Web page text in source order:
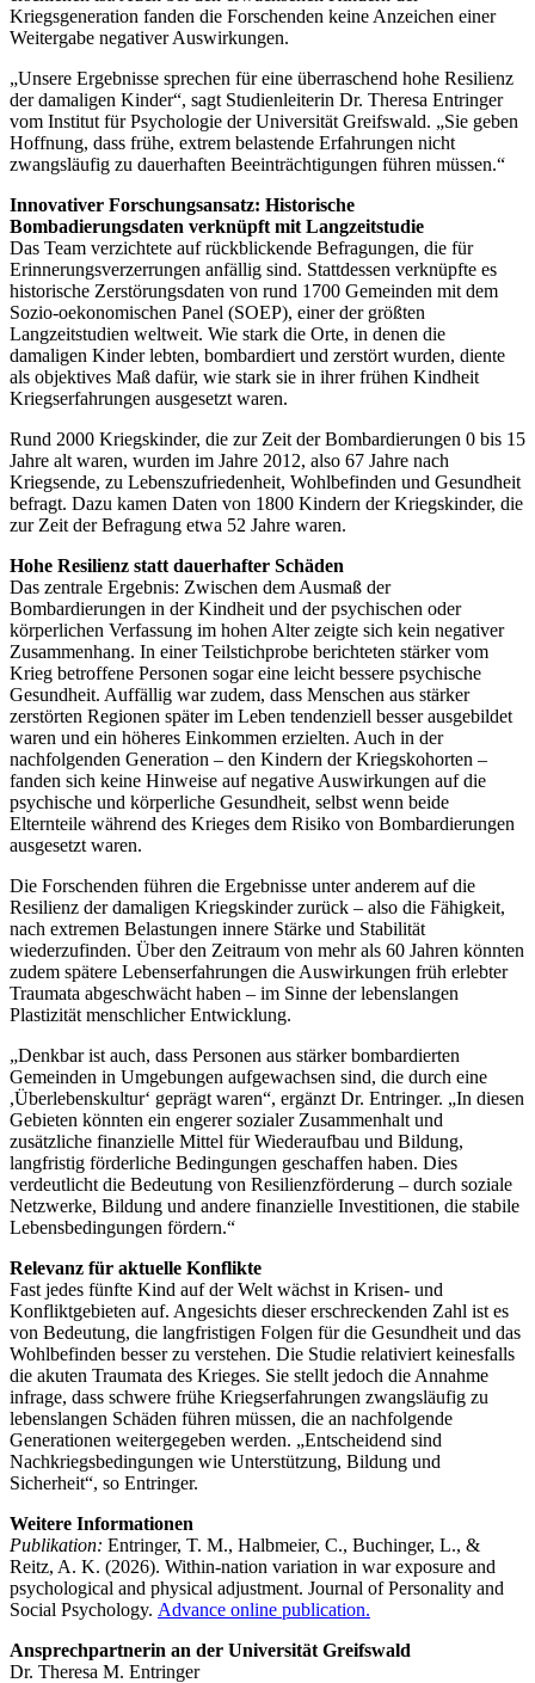
Kriegsgeneration fanden die Forschenden keine Anzeichen einer
Weitergabe negativer Auswirkungen.
„Unsere Ergebnisse sprechen für eine überraschend hohe Resilienz
der damaligen Kinder“, sagt Studienleiterin Dr. Theresa Entringer
vom Institut für Psychologie der Universität Greifswald. „Sie geben
Hoffnung, dass frühe, extrem belastende Erfahrungen nicht
zwangsläufig zu dauerhaften Beeinträchtigungen führen müssen.“
Innovativer Forschungsansatz: Historische
Bombadierungsdaten verknüpft mit Langzeitstudie
Das Team verzichtete auf rückblickende Befragungen, die für
Erinnerungsverzerrungen anfällig sind. Stattdessen verknüpfte es
historische Zerstörungsdaten von rund 1700 Gemeinden mit dem
Sozio-oekonomischen Panel (SOEP), einer der größten
Langzeitstudien weltweit. Wie stark die Orte, in denen die
damaligen Kinder lebten, bombardiert und zerstört wurden, diente
als objektives Maß dafür, wie stark sie in ihrer frühen Kindheit
Kriegserfahrungen ausgesetzt waren.
Rund 2000 Kriegskinder, die zur Zeit der Bombardierungen 0 bis 15
Jahre alt waren, wurden im Jahre 2012, also 67 Jahre nach
Kriegsende, zu Lebenszufriedenheit, Wohlbefinden und Gesundheit
befragt. Dazu kamen Daten von 1800 Kindern der Kriegskinder, die
zur Zeit der Befragung etwa 52 Jahre waren.
Hohe Resilienz statt dauerhafter Schäden
Das zentrale Ergebnis: Zwischen dem Ausmaß der
Bombardierungen in der Kindheit und der psychischen oder
körperlichen Verfassung im hohen Alter zeigte sich kein negativer
Zusammenhang. In einer Teilstichprobe berichteten stärker vom
Krieg betroffene Personen sogar eine leicht bessere psychische
Gesundheit. Auffällig war zudem, dass Menschen aus stärker
zerstörten Regionen später im Leben tendenziell besser ausgebildet
waren und ein höheres Einkommen erzielten. Auch in der
nachfolgenden Generation – den Kindern der Kriegskohorten –
fanden sich keine Hinweise auf negative Auswirkungen auf die
psychische und körperliche Gesundheit, selbst wenn beide
Elternteile während des Krieges dem Risiko von Bombardierungen
ausgesetzt waren.
Die Forschenden führen die Ergebnisse unter anderem auf die
Resilienz der damaligen Kriegskinder zurück – also die Fähigkeit,
nach extremen Belastungen innere Stärke und Stabilität
wiederzufinden. Über den Zeitraum von mehr als 60 Jahren könnten
zudem spätere Lebenserfahrungen die Auswirkungen früh erlebter
Traumata abgeschwächt haben – im Sinne der lebenslangen
Plastizität menschlicher Entwicklung.
„Denkbar ist auch, dass Personen aus stärker bombardierten
Gemeinden in Umgebungen aufgewachsen sind, die durch eine
,Überlebenskultur‘ geprägt waren“, ergänzt Dr. Entringer. „In diesen
Gebieten könnten ein engerer sozialer Zusammenhalt und
zusätzliche finanzielle Mittel für Wiederaufbau und Bildung,
langfristig förderliche Bedingungen geschaffen haben. Dies
verdeutlicht die Bedeutung von Resilienzförderung – durch soziale
Netzwerke, Bildung und andere finanzielle Investitionen, die stabile
Lebensbedingungen fördern.“
Relevanz für aktuelle Konflikte
Fast jedes fünfte Kind auf der Welt wächst in Krisen- und
Konfliktgebieten auf. Angesichts dieser erschreckenden Zahl ist es
von Bedeutung, die langfristigen Folgen für die Gesundheit und das
Wohlbefinden besser zu verstehen. Die Studie relativiert keinesfalls
die akuten Traumata des Krieges. Sie stellt jedoch die Annahme
infrage, dass schwere frühe Kriegserfahrungen zwangsläufig zu
lebenslangen Schäden führen müssen, die an nachfolgende
Generationen weitergegeben werden. „Entscheidend sind
Nachkriegsbedingungen wie Unterstützung, Bildung und
Sicherheit“, so Entringer.
Weitere Informationen
Publikation: Entringer, T. M., Halbmeier, C., Buchinger, L., &
Reitz, A. K. (2026). Within-nation variation in war exposure and
psychological and physical adjustment. Journal of Personality and
Social Psychology. Advance online publication.
Ansprechpartnerin an der Universität Greifswald
Dr. Theresa M. Entringer